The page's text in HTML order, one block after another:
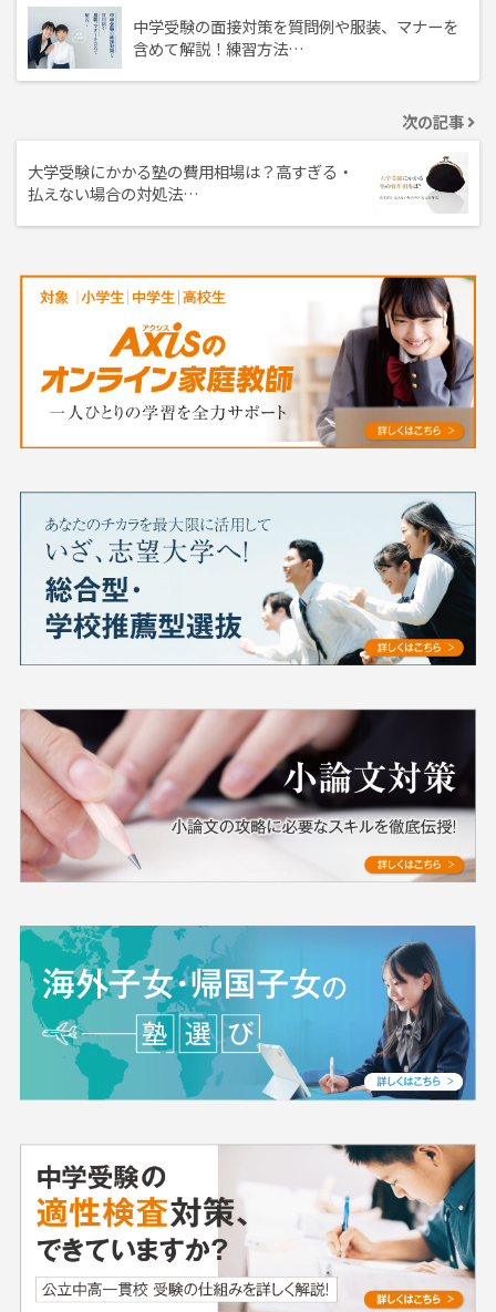
中学受験の面接対策を質問例や服装、マナーを
含めて解説！練習方法…
次の記事
大学受験にかかる塾の費用相場は？高すぎる・
払えない場合の対処法…